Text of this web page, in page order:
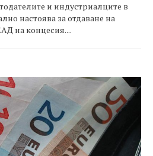
и индустриалците в
настоява за отдаване на
на концесия....